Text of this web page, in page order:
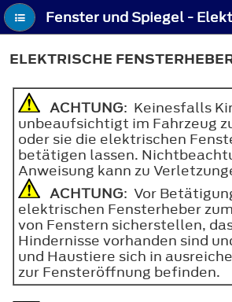
ELEKTRISCHE
ACHTUNG: Keinesfalls
unbeaufsichtigt im Fahrzeug
oder sie die elektrischen
betätigen lassen.
Anweisung kann zu
ACHTUNG: Vor
elektrischen Fensterheber
von Fenstern sicherstellen,
Hindernisse vorhanden sind
und Haustiere sich in
zur Fensteröffnung befinden.